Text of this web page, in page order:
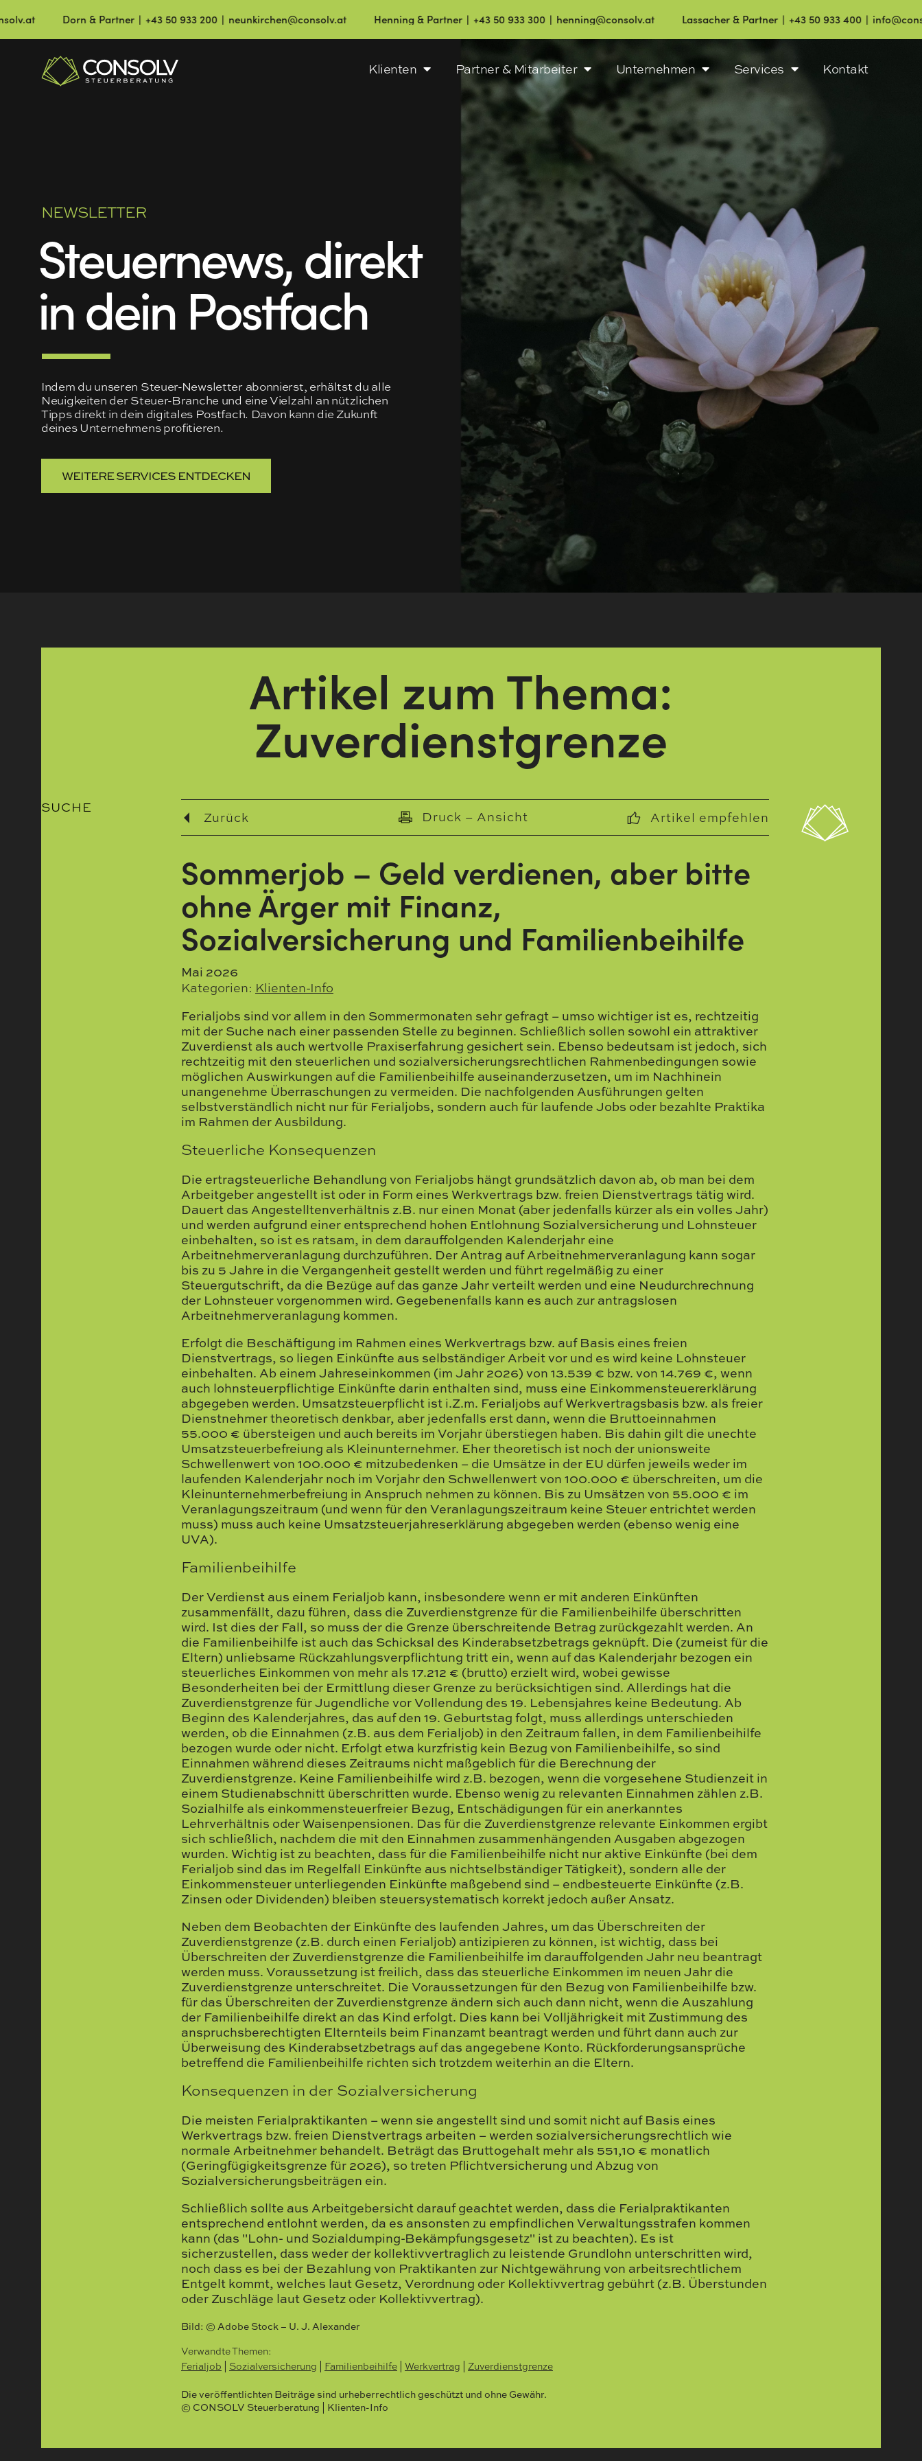
Dorn & Partner ∣ +43 50 933 200 ∣ neunkirchen@consolv.at Henning & Partner ∣ +43 50 933 300 ∣ henning@consolv.at Lassacher & Partner ∣ +43 50 933 400 ∣ info@consolv.at
Klienten Partner & Mitarbeiter Unternehmen Services Kontakt
NEWSLETTER
Steuernews, direkt
in dein Postfach
Indem du unseren Steuer-Newsletter abonnierst, erhältst du alle
Neuigkeiten der Steuer-Branche und eine Vielzahl an nützlichen
Tipps direkt in dein digitales Postfach. Davon kann die Zukunft
deines Unternehmens profitieren.
WEITERE SERVICES ENTDECKEN
Artikel zum Thema:
Zuverdienstgrenze
SUCHE
Zurück Druck – Ansicht Artikel empfehlen
Sommerjob – Geld verdienen, aber bitte
ohne Ärger mit Finanz,
Sozialversicherung und Familienbeihilfe
Mai 2026
Kategorien: Klienten-Info
Ferialjobs sind vor allem in den Sommermonaten sehr gefragt – umso wichtiger ist es, rechtzeitig
mit der Suche nach einer passenden Stelle zu beginnen. Schließlich sollen sowohl ein attraktiver
Zuverdienst als auch wertvolle Praxiserfahrung gesichert sein. Ebenso bedeutsam ist jedoch, sich
rechtzeitig mit den steuerlichen und sozialversicherungsrechtlichen Rahmenbedingungen sowie
möglichen Auswirkungen auf die Familienbeihilfe auseinanderzusetzen, um im Nachhinein
unangenehme Überraschungen zu vermeiden. Die nachfolgenden Ausführungen gelten
selbstverständlich nicht nur für Ferialjobs, sondern auch für laufende Jobs oder bezahlte Praktika
im Rahmen der Ausbildung.
Steuerliche Konsequenzen
Die ertragsteuerliche Behandlung von Ferialjobs hängt grundsätzlich davon ab, ob man bei dem
Arbeitgeber angestellt ist oder in Form eines Werkvertrags bzw. freien Dienstvertrags tätig wird.
Dauert das Angestelltenverhältnis z.B. nur einen Monat (aber jedenfalls kürzer als ein volles Jahr)
und werden aufgrund einer entsprechend hohen Entlohnung Sozialversicherung und Lohnsteuer
einbehalten, so ist es ratsam, in dem darauffolgenden Kalenderjahr eine
Arbeitnehmerveranlagung durchzuführen. Der Antrag auf Arbeitnehmerveranlagung kann sogar
bis zu 5 Jahre in die Vergangenheit gestellt werden und führt regelmäßig zu einer
Steuergutschrift, da die Bezüge auf das ganze Jahr verteilt werden und eine Neudurchrechnung
der Lohnsteuer vorgenommen wird. Gegebenenfalls kann es auch zur antragslosen
Arbeitnehmerveranlagung kommen.
Erfolgt die Beschäftigung im Rahmen eines Werkvertrags bzw. auf Basis eines freien
Dienstvertrags, so liegen Einkünfte aus selbständiger Arbeit vor und es wird keine Lohnsteuer
einbehalten. Ab einem Jahreseinkommen (im Jahr 2026) von 13.539 € bzw. von 14.769 €, wenn
auch lohnsteuerpflichtige Einkünfte darin enthalten sind, muss eine Einkommensteuererklärung
abgegeben werden. Umsatzsteuerpflicht ist i.Z.m. Ferialjobs auf Werkvertragsbasis bzw. als freier
Dienstnehmer theoretisch denkbar, aber jedenfalls erst dann, wenn die Bruttoeinnahmen
55.000 € übersteigen und auch bereits im Vorjahr überstiegen haben. Bis dahin gilt die unechte
Umsatzsteuerbefreiung als Kleinunternehmer. Eher theoretisch ist noch der unionsweite
Schwellenwert von 100.000 € mitzubedenken – die Umsätze in der EU dürfen jeweils weder im
laufenden Kalenderjahr noch im Vorjahr den Schwellenwert von 100.000 € überschreiten, um die
Kleinunternehmerbefreiung in Anspruch nehmen zu können. Bis zu Umsätzen von 55.000 € im
Veranlagungszeitraum (und wenn für den Veranlagungszeitraum keine Steuer entrichtet werden
muss) muss auch keine Umsatzsteuerjahreserklärung abgegeben werden (ebenso wenig eine
UVA).
Familienbeihilfe
Der Verdienst aus einem Ferialjob kann, insbesondere wenn er mit anderen Einkünften
zusammenfällt, dazu führen, dass die Zuverdienstgrenze für die Familienbeihilfe überschritten
wird. Ist dies der Fall, so muss der die Grenze überschreitende Betrag zurückgezahlt werden. An
die Familienbeihilfe ist auch das Schicksal des Kinderabsetzbetrags geknüpft. Die (zumeist für die
Eltern) unliebsame Rückzahlungsverpflichtung tritt ein, wenn auf das Kalenderjahr bezogen ein
steuerliches Einkommen von mehr als 17.212 € (brutto) erzielt wird, wobei gewisse
Besonderheiten bei der Ermittlung dieser Grenze zu berücksichtigen sind. Allerdings hat die
Zuverdienstgrenze für Jugendliche vor Vollendung des 19. Lebensjahres keine Bedeutung. Ab
Beginn des Kalenderjahres, das auf den 19. Geburtstag folgt, muss allerdings unterschieden
werden, ob die Einnahmen (z.B. aus dem Ferialjob) in den Zeitraum fallen, in dem Familienbeihilfe
bezogen wurde oder nicht. Erfolgt etwa kurzfristig kein Bezug von Familienbeihilfe, so sind
Einnahmen während dieses Zeitraums nicht maßgeblich für die Berechnung der
Zuverdienstgrenze. Keine Familienbeihilfe wird z.B. bezogen, wenn die vorgesehene Studienzeit in
einem Studienabschnitt überschritten wurde. Ebenso wenig zu relevanten Einnahmen zählen z.B.
Sozialhilfe als einkommensteuerfreier Bezug, Entschädigungen für ein anerkanntes
Lehrverhältnis oder Waisenpensionen. Das für die Zuverdienstgrenze relevante Einkommen ergibt
sich schließlich, nachdem die mit den Einnahmen zusammenhängenden Ausgaben abgezogen
wurden. Wichtig ist zu beachten, dass für die Familienbeihilfe nicht nur aktive Einkünfte (bei dem
Ferialjob sind das im Regelfall Einkünfte aus nichtselbständiger Tätigkeit), sondern alle der
Einkommensteuer unterliegenden Einkünfte maßgebend sind – endbesteuerte Einkünfte (z.B.
Zinsen oder Dividenden) bleiben steuersystematisch korrekt jedoch außer Ansatz.
Neben dem Beobachten der Einkünfte des laufenden Jahres, um das Überschreiten der
Zuverdienstgrenze (z.B. durch einen Ferialjob) antizipieren zu können, ist wichtig, dass bei
Überschreiten der Zuverdienstgrenze die Familienbeihilfe im darauffolgenden Jahr neu beantragt
werden muss. Voraussetzung ist freilich, dass das steuerliche Einkommen im neuen Jahr die
Zuverdienstgrenze unterschreitet. Die Voraussetzungen für den Bezug von Familienbeihilfe bzw.
für das Überschreiten der Zuverdienstgrenze ändern sich auch dann nicht, wenn die Auszahlung
der Familienbeihilfe direkt an das Kind erfolgt. Dies kann bei Volljährigkeit mit Zustimmung des
anspruchsberechtigten Elternteils beim Finanzamt beantragt werden und führt dann auch zur
Überweisung des Kinderabsetzbetrags auf das angegebene Konto. Rückforderungsansprüche
betreffend die Familienbeihilfe richten sich trotzdem weiterhin an die Eltern.
Konsequenzen in der Sozialversicherung
Die meisten Ferialpraktikanten – wenn sie angestellt sind und somit nicht auf Basis eines
Werkvertrags bzw. freien Dienstvertrags arbeiten – werden sozialversicherungsrechtlich wie
normale Arbeitnehmer behandelt. Beträgt das Bruttogehalt mehr als 551,10 € monatlich
(Geringfügigkeitsgrenze für 2026), so treten Pflichtversicherung und Abzug von
Sozialversicherungsbeiträgen ein.
Schließlich sollte aus Arbeitgebersicht darauf geachtet werden, dass die Ferialpraktikanten
entsprechend entlohnt werden, da es ansonsten zu empfindlichen Verwaltungsstrafen kommen
kann (das "Lohn- und Sozialdumping-Bekämpfungsgesetz" ist zu beachten). Es ist
sicherzustellen, dass weder der kollektivvertraglich zu leistende Grundlohn unterschritten wird,
noch dass es bei der Bezahlung von Praktikanten zur Nichtgewährung von arbeitsrechtlichem
Entgelt kommt, welches laut Gesetz, Verordnung oder Kollektivvertrag gebührt (z.B. Überstunden
oder Zuschläge laut Gesetz oder Kollektivvertrag).
Bild: © Adobe Stock – U. J. Alexander
Verwandte Themen:
Ferialjob
Sozialversicherung Familienbeihilfe Werkvertrag Zuverdienstgrenze
Die veröffentlichten Beiträge sind urheberrechtlich geschützt und ohne Gewähr.
© CONSOLV Steuerberatung | Klienten-Info